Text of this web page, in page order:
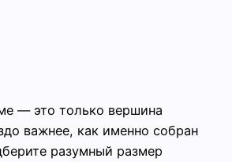
— это только вершина
важнее, как именно собран
разумный размер